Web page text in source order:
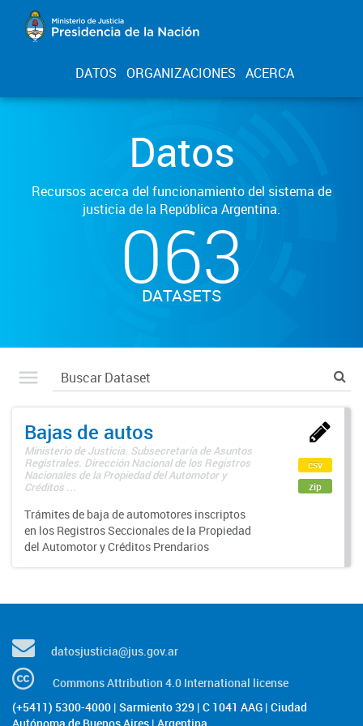
DATOS ORGANIZACIONES ACERCA
Datos
Recursos acerca del funcionamiento del sistema de
justicia de la República Argentina.
063
DATASETS
Bajas de autos
Ministerio de Justicia. Subsecretaría de Asuntos
Registrales. Dirección Nacional de los Registros
Nacionales de la Propiedad del Automotor y
Créditos ...
Trámites de baja de automotores inscriptos
en los Registros Seccionales de la Propiedad
del Automotor y Créditos Prendarios
csv
zip
datosjusticia@jus.gov.ar
Commons Attribution 4.0 International license
(+5411) 5300-4000 | Sarmiento 329 | C 1041 AAG | Ciudad